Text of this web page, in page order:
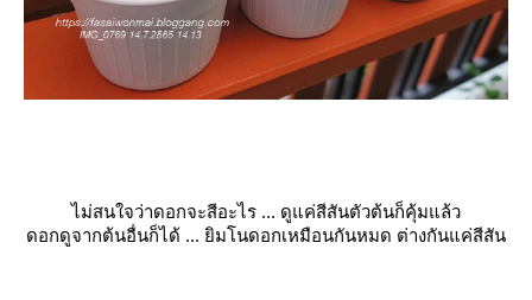
ไม่สนใจว่าดอกจะสีอะไร ... ดูแค่สีสันตัวต้นก็คุ้มแล้ว
ดอกดูจากต้นอื่นก็ได้ ... ยิมโนดอกเหมือนกันหมด ต่างกันแค่สีสัน